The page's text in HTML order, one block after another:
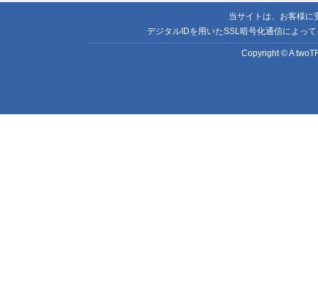
当サイトは、お客様に
デジタルIDを用いたSSL暗号化通信によっ
Copyright © A